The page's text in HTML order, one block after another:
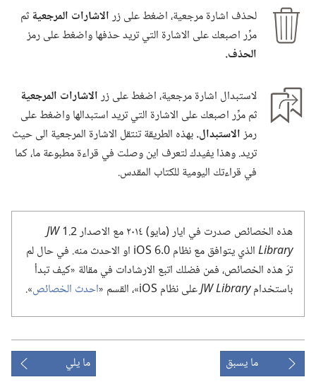
لحذف اشارة مرجعية،‏ اضغط على زرالاشارات المرجعيةثم
مرِّر اصبعك على الاشارة التي تريد حذفها واضغط على رمز
الحذف.‏
لاستبدال اشارة مرجعية،‏ اضغط على زرالاشارات المرجعية
ثم مرِّر اصبعك على الاشارة التي تريد استبدالها واضغط على
رمزالاستبدال.‏بهذه الطريقة تنتقل الاشارة المرجعية الى حيث
تريد.‏ وهذا يفيدك لتعرف اين وصلت في قراءة مطبوعة ما،‏ كما
في قراءتك اليومية للكتاب المقدس.‏
هذه الخصائص صدرت في ايار (‏مايو)‏ ٢٠١٤ مع الاصدار 2.‏1
JW
Library
الذي يتوافق مع نظام iOS 6.‎0 او الاحدث منه.‏ في حال لم
ترَ هذه الخصائص،‏ فمن فضلك اتبع الارشادات في مقالة «كيف تبدأ
باستخدامJW Libraryعلى نظام iOS»،‏ القسم «‏ احدث الخصائص‏».‏
ما يسبق ما يلي